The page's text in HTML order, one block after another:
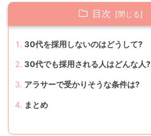
目次
30代を採用しないのはどうして?
30代でも採用される人はどんな人?
アラサーで受かりそうな条件は?
まとめ